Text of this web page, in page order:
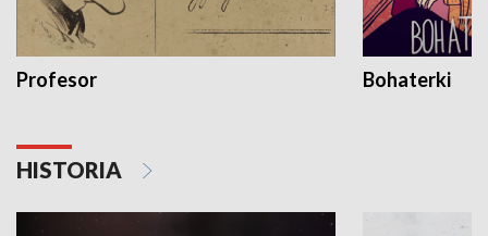
Profesor Bohaterki
HISTORIA